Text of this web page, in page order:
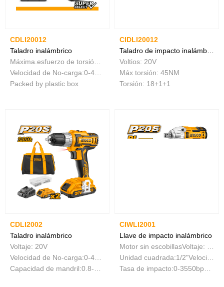
CDLI20012
Taladro inalámbrico
Packed by plastic box
CIDLI20012
Voltios: 20V
Máx torsión: 45NM
Torsión: 18+1+1
CDLI2002
Taladro inalámbrico
Voltaje: 20V
CIWLI2001
Llave de impacto inalámbrico